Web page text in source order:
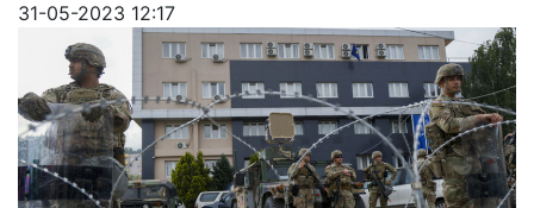
31-05-2023 12:17